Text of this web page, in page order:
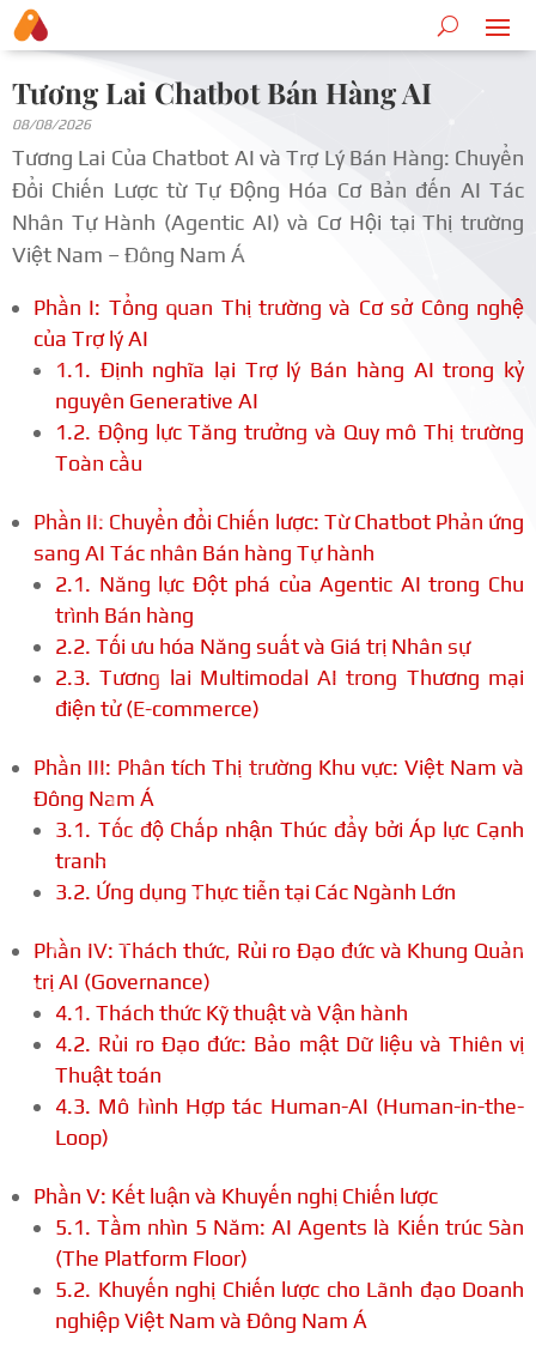
Tương Lai Chatbot Bán Hàng AI
08/08/2026
Tương Lai Của Chatbot AI và Trợ Lý Bán Hàng: Chuyển
Đổi Chiến Lược từ Tự Động Hóa Cơ Bản đến AI Tác
Nhân Tự Hành (Agentic AI) và Cơ Hội tại Thị trường
Việt Nam – Đông Nam Á
Phần I: Tổng quan Thị trường và Cơ sở Công nghệ
của Trợ lý AI
1.1. Định nghĩa lại Trợ lý Bán hàng AI trong kỷ
nguyên Generative AI
1.2. Động lực Tăng trưởng và Quy mô Thị trường
Toàn cầu
Phần II: Chuyển đổi Chiến lược: Từ Chatbot Phản ứng
sang AI Tác nhân Bán hàng Tự hành
2.1. Năng lực Đột phá của Agentic AI trong Chu
trình Bán hàng
2.2. Tối ưu hóa Năng suất và Giá trị Nhân sự
2.3. Tương lai Multimodal AI trong Thương mại
điện tử (E-commerce)
Phần III: Phân tích Thị trường Khu vực: Việt Nam và
Đông Nam Á
3.1. Tốc độ Chấp nhận Thúc đẩy bởi Áp lực Cạnh
tranh
3.2. Ứng dụng Thực tiễn tại Các Ngành Lớn
Phần IV: Thách thức, Rủi ro Đạo đức và Khung Quản
trị AI (Governance)
4.1. Thách thức Kỹ thuật và Vận hành
4.2. Rủi ro Đạo đức: Bảo mật Dữ liệu và Thiên vị
Thuật toán
4.3. Mô hình Hợp tác Human-AI (Human-in-the-
Loop)
Phần V: Kết luận và Khuyến nghị Chiến lược
5.1. Tầm nhìn 5 Năm: AI Agents là Kiến trúc Sàn
(The Platform Floor)
5.2. Khuyến nghị Chiến lược cho Lãnh đạo Doanh
nghiệp Việt Nam và Đông Nam Á